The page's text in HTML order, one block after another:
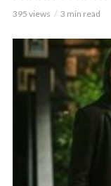
395 views 3 min read